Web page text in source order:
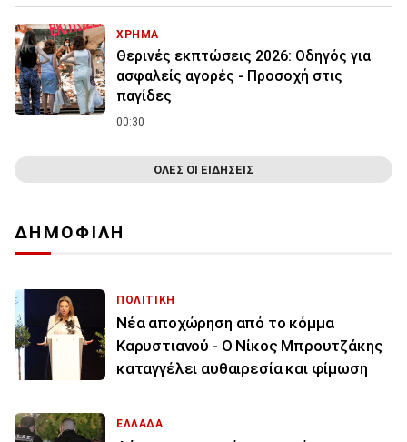
ΧΡΗΜΑ
Θερινές εκπτώσεις 2026: Οδηγός για
ασφαλείς αγορές - Προσοχή στις
παγίδες
00:30
ΟΛΕΣ ΟΙ ΕΙΔΗΣΕΙΣ
ΔΗΜΟΦΙΛΗ
ΠΟΛΙΤΙΚΗ
Νέα αποχώρηση από το κόμμα
Καρυστιανού - Ο Νίκος Μπρουτζάκης
καταγγέλει αυθαιρεσία και φίμωση
ΕΛΛΑΔΑ